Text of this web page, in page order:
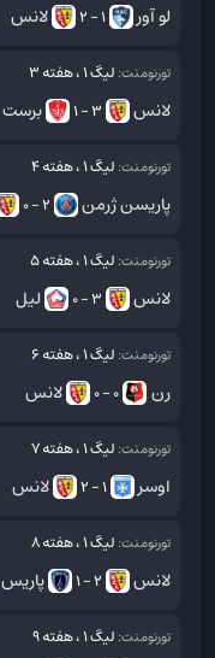
لو آور 1 - 2 لانس
تورنومنت: لیگ 1 ، هفته 3
لانس 3 - 1 برست
تورنومنت: لیگ 1 ، هفته 4
پاریسن ژرمن 2 - 0
تورنومنت: لیگ 1 ، هفته 5
لانس 3 - 0 لیل
تورنومنت: لیگ 1 ، هفته 6
رن 0 - 0 لانس
تورنومنت: لیگ 1 ، هفته 7
اوسر 1 - 2 لانس
تورنومنت: لیگ 1 ، هفته 8
لانس 2 - 1 پاریس
تورنومنت: لیگ 1 ، هفته 9